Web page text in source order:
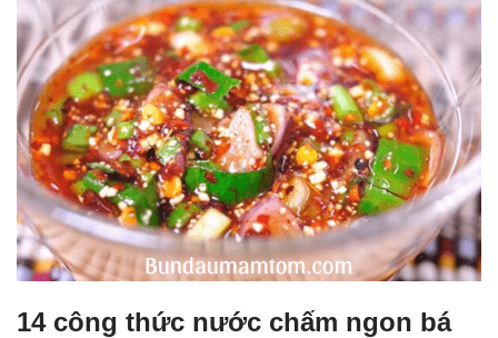
14 công thức nước chấm ngon bá